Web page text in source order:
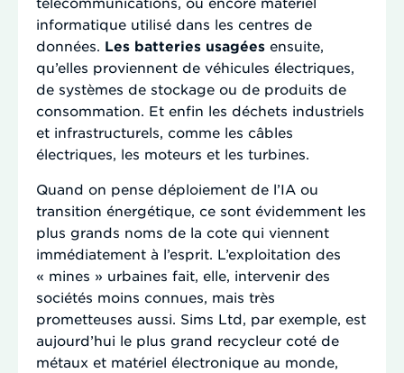
informatique utilisé dans les centres de
données. Les batteries usagées ensuite,
qu’elles proviennent de véhicules électriques,
de systèmes de stockage ou de produits de
consommation. Et enfin les déchets industriels
et infrastructurels, comme les câbles
électriques, les moteurs et les turbines.
Quand on pense déploiement de l’IA ou
transition énergétique, ce sont évidemment les
plus grands noms de la cote qui viennent
immédiatement à l’esprit. L’exploitation des
« mines » urbaines fait, elle, intervenir des
sociétés moins connues, mais très
prometteuses aussi. Sims Ltd, par exemple, est
aujourd’hui le plus grand recycleur coté de
métaux et matériel électronique au monde,